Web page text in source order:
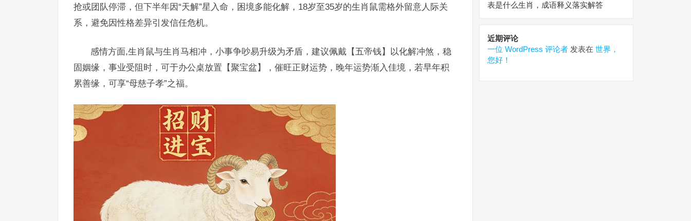
抢或团队停滞，但下半年因“天解”星入命，困境多能化解，18岁至35岁的生肖鼠需格外留意人际关
系，避免因性格差异引发信任危机。
感情方面,生肖鼠与生肖马相冲，小事争吵易升级为矛盾，建议佩戴【五帝钱】以化解冲煞，稳
固姻缘，事业受阻时，可于办公桌放置【聚宝盆】，催旺正财运势，晚年运势渐入佳境，若早年积
累善缘，可享“母慈子孝”之福。
表是什么生肖，成语释义落实解答
近期评论
一位 WordPress 评论者 发表在 世界，
您好！